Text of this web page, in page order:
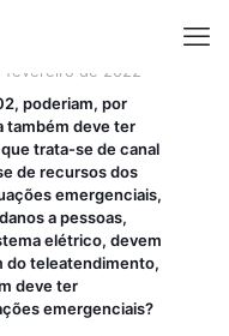
fevereiro de 2022
poderiam, por
também deve ter
trata-se de canal
de recursos dos
emergenciais,
a pessoas,
elétrico, devem
do teleatendimento,
deve ter
emergenciais?